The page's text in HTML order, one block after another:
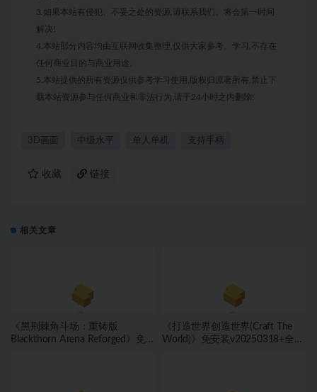
3.如果本站有侵犯、不妥之处的资源,请联系我们。将会第一时间
解决!
4.本站部分内容均由互联网收集整理,仅供大家参考、学习,不存在
任何商业目的与商业用途。
5.本站提供的所有资源仅供参考学习使用,版权归原著所有,禁止下
载本站资源参与任何商业和非法行为,请于24小时之内删除!
3D画面 中级水平 单人单机 支持手柄
收藏 链接
相关文章
《黑荆棘角斗场：重铸版
Blackthorn Arena Reforged》免
《打造世界创造世界(Craft The
World)》免安装v20250318+全